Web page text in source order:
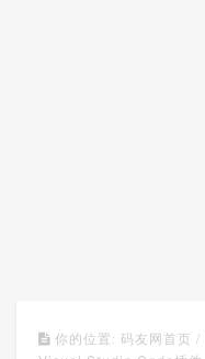
你的位置: 码友网首页 /